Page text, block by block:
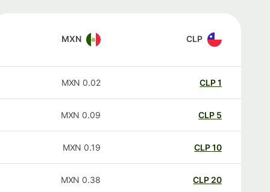
CLP
MXN
CLP
0.02
MXN
CLP
0.09
MXN
CLP
0.19
MXN
20
CLP
0.38
MXN